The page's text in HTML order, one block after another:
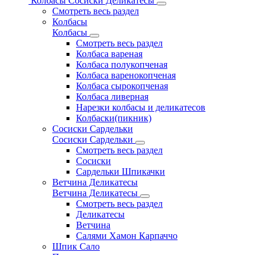
Смотреть весь раздел
Колбасы
Колбасы
Смотреть весь раздел
Колбаса вареная
Колбаса полукопченая
Колбаса варенокопченая
Колбаса сырокопченая
Колбаса ливерная
Нарезки колбасы и деликатесов
Колбаски(пикник)
Сосиски Сардельки
Сосиски Сардельки
Смотреть весь раздел
Сосиски
Сардельки Шпикачки
Ветчина Деликатесы
Ветчина Деликатесы
Смотреть весь раздел
Деликатесы
Ветчина
Салями Хамон Карпаччо
Шпик Сало